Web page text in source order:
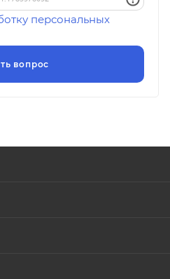
персональных